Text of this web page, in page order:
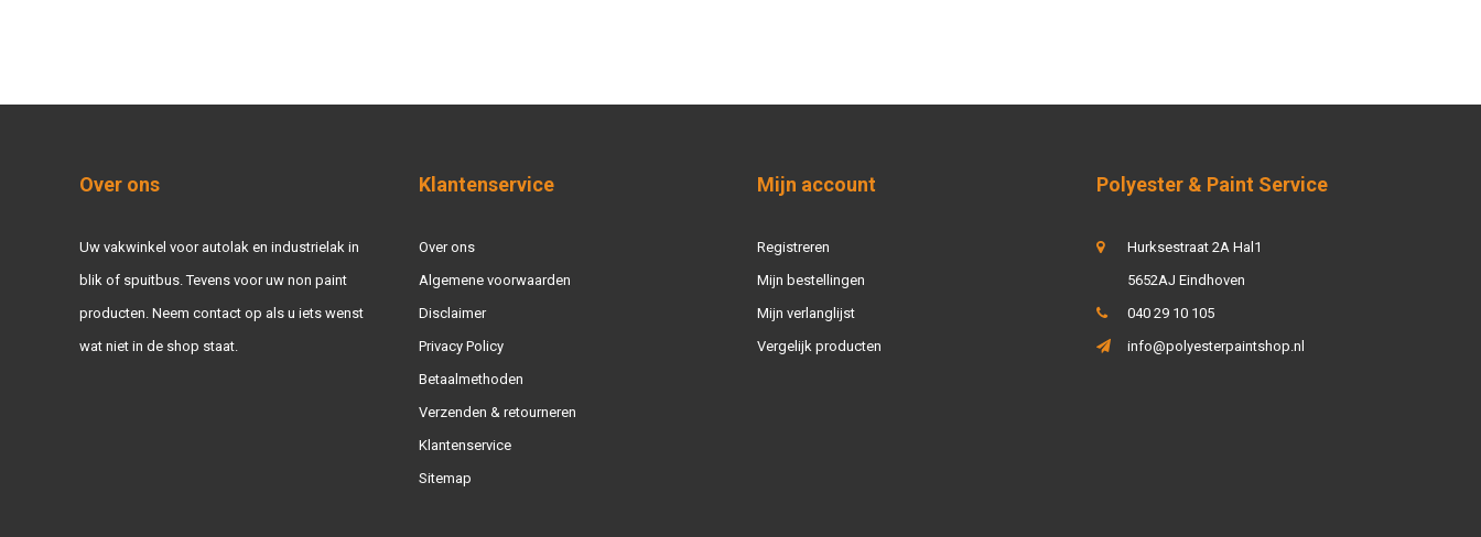
Over ons
Uw vakwinkel voor autolak en industrielak in
blik of spuitbus. Tevens voor uw non paint
producten. Neem contact op als u iets wenst
wat niet in de shop staat.
Klantenservice
Over ons
Algemene voorwaarden
Disclaimer
Privacy Policy
Betaalmethoden
Verzenden & retourneren
Klantenservice
Sitemap
Mijn account
Registreren
Mijn bestellingen
Mijn verlanglijst
Vergelijk producten
Polyester & Paint Service
Hurksestraat 2A Hal1
5652AJ Eindhoven
040 29 10 105
info@polyesterpaintshop.nl